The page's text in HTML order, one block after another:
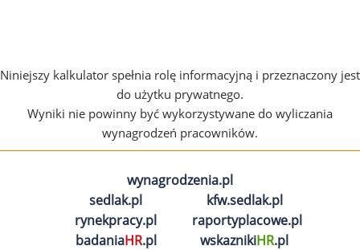
Niniejszy kalkulator spełnia rolę informacyjną i przeznaczony jest
do użytku prywatnego.
Wyniki nie powinny być wykorzystywane do wyliczania
wynagrodzeń pracowników.
wynagrodzenia.pl
sedlak.pl
kfw.sedlak.pl
rynekpracy.pl
raportyplacowe.pl
badaniaHR.pl wskaznikiHR.pl